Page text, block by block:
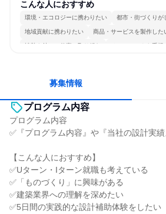
こんな人におすすめ
環境・エコロジーに携わりたい 都市・街づくりが
地域貢献に携わりたい 商品・サービスを製作した
情熱を持って仕事に取り組む チームワークを重視
募集情報
プログラム内容
プログラム内容
✅『プログラム内容』や『当社の設計実績
【こんな人におすすめ】
✅Uターン・Iターン就職も考えている
✅「ものづくり」に興味がある
✅建築業界への理解を深めたい
✅5日間の実践的な設計補助体験をしたい